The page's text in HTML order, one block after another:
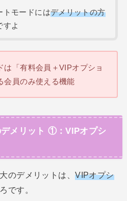
トモードにはデメリットの方
すよ
は「有料会員＋VIPオプショ
会員のみ使える機能
メリット ①：VIPオプシ
のデメリットは、VIPオプシ
です。